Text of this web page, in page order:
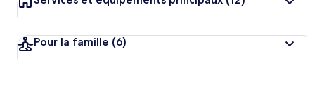
Pour la famille (6)